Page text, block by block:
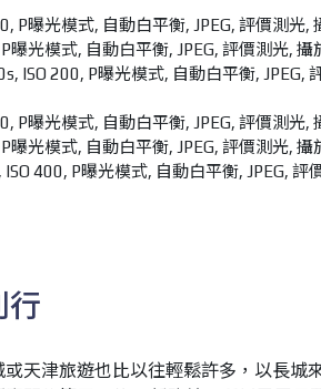
ISO 200, P曝光模式, 自動白平衡, JPEG,
400, P曝光模式, 自動白平衡, JPEG, 評
行
天津旅遊也比以往輕鬆許多，以長城